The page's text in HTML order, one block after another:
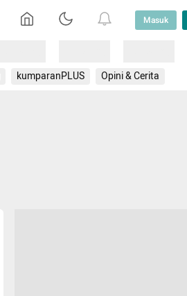
Masuk
kumparanPLUS Opini & Cerita